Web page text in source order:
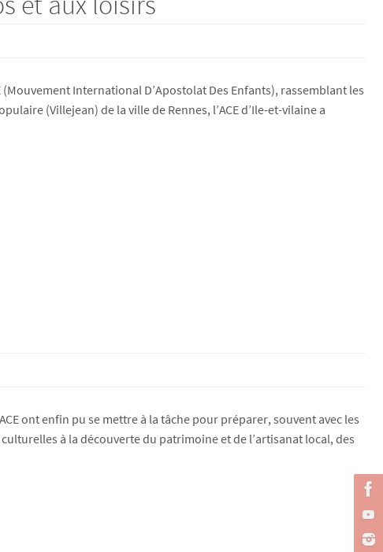
International D’Apostolat Des Enfants), rassemblant les
(Villejean) de la ville de Rennes, l’ACE d’Ile-et-vilaine a
ont enfin pu se mettre à la tâche pour préparer, souvent avec les
à la découverte du patrimoine et de l’artisanat local, des